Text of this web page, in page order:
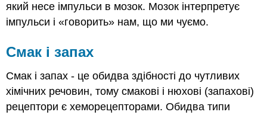
який несе імпульси в мозок. Мозок інтерпретує
імпульси і «говорить» нам, що ми чуємо.
Смак і запах
Смак і запах - це обидва здібності до чутливих
хімічних речовин, тому смакові і нюхові (запахові)
рецептори є хеморецепторами. Обидва типи